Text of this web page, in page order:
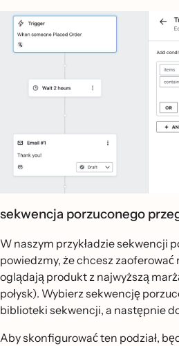
sekwencja porzuconego
W naszym przykładzie sekwencji
powiedzmy, że chcesz
oglądają produkt z najwyższą
połysk). Wybierz sekwencję
biblioteki sekwencji, a następnie
Aby skonfigurować ten podział,